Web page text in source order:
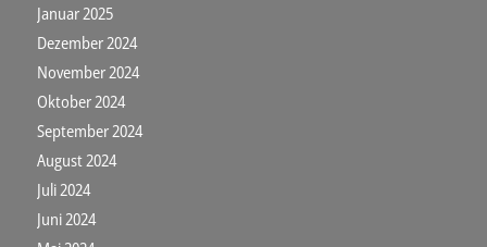
Januar 2025
Dezember 2024
November 2024
Oktober 2024
September 2024
August 2024
Juli 2024
Juni 2024